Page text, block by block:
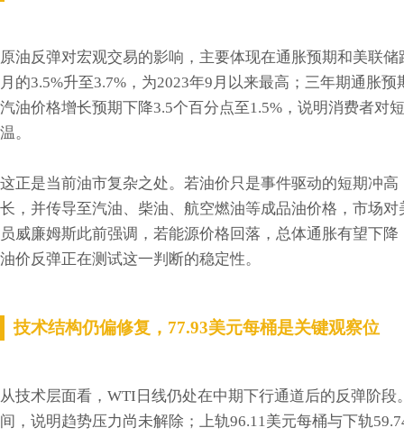
原油反弹对宏观交易的影响，主要体现在通胀预期和美联
月的3.5%升至3.7%，为2023年9月以来最高；三年期通胀
汽油价格增长预期下降3.5个百分点至1.5%，说明消费者对
温。
这正是当前油市复杂之处。若油价只是事件驱动的短期冲
长，并传导至汽油、柴油、航空燃油等成品油价格，市场
员威廉姆斯此前强调，若能源价格回落，总体通胀有望下
油价反弹正在测试这一判断的稳定性。
技术结构仍偏修复，77.93美元每桶是关键观察位
从技术层面看，WTI日线仍处在中期下行通道后的反弹阶
间，说明趋势压力尚未解除；上轨96.11美元每桶与下轨